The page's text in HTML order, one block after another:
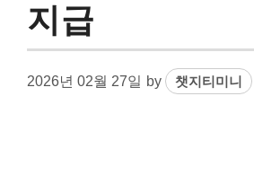
지급
2026년 02월 27일 by 챗지티미니